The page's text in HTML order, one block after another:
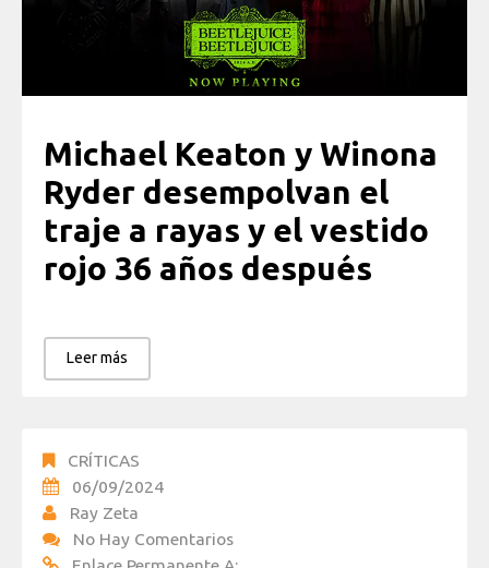
Michael Keaton y Winona
Ryder desempolvan el
traje a rayas y el vestido
rojo 36 años después
Leer más
CRÍTICAS
06/09/2024
Ray Zeta
No Hay Comentarios